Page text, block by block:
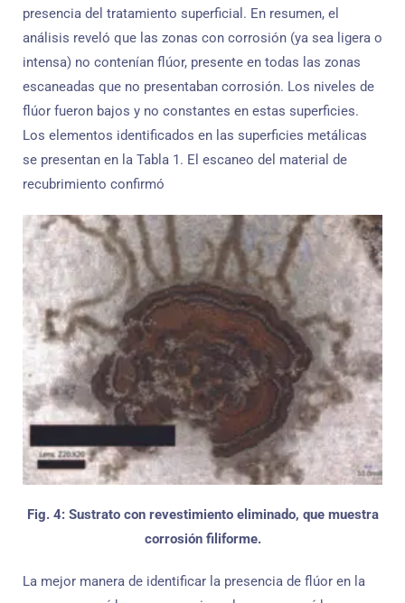
presencia del tratamiento superficial. En resumen, el
análisis reveló que las zonas con corrosión (ya sea ligera o
intensa) no contenían flúor, presente en todas las zonas
escaneadas que no presentaban corrosión. Los niveles de
flúor fueron bajos y no constantes en estas superficies.
Los elementos identificados en las superficies metálicas
se presentan en la Tabla 1. El escaneo del material de
recubrimiento confirmó
Fig. 4: Sustrato con revestimiento eliminado, que muestra
corrosión filiforme.
La mejor manera de identificar la presencia de flúor en la